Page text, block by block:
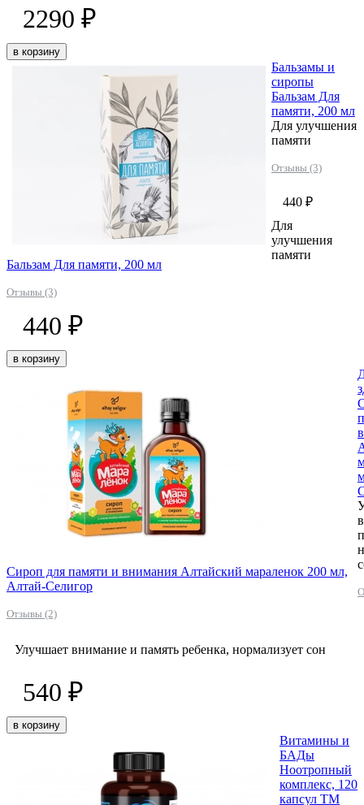
2290 ₽
в корзину
Бальзам Для памяти, 200 мл
Отзывы (3)
Бальзамы и
сиропы
Бальзам Для
памяти, 200 мл
Для улучшения
памяти
Отзывы (3)
440 ₽
Для
улучшения
памяти
440 ₽
в корзину
Сироп для памяти и внимания Алтайский мараленок 200 мл,
Алтай-Селигор
Отзывы (2)
Улучшает внимание и память ребенка, нормализует сон
540 ₽
в корзину
Витамины и
БАДы
Ноотропный
комплекс, 120
капсул ТМ